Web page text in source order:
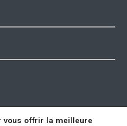
vous offrir la meilleure